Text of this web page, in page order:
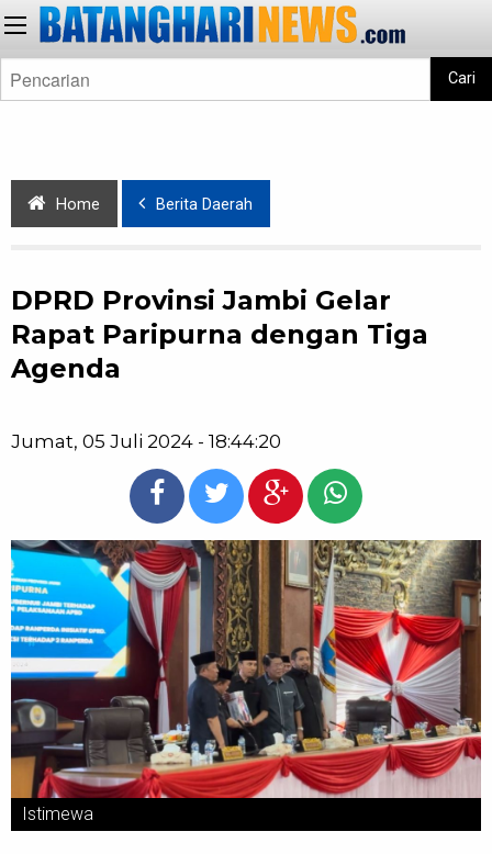
Cari
Home Berita Daerah
DPRD Provinsi Jambi Gelar
Rapat Paripurna dengan Tiga
Agenda
Jumat, 05 Juli 2024 - 18:44:20
Istimewa